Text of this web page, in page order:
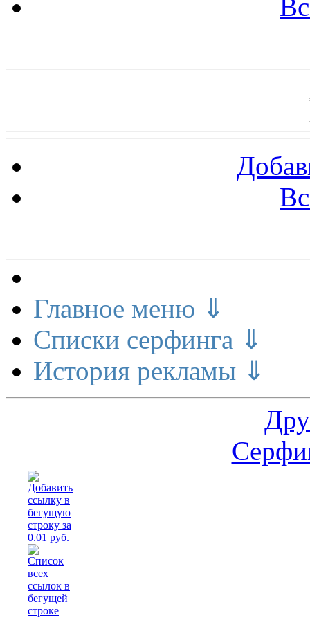
Главное меню ⇓
Списки серфинга ⇓
История рекламы ⇓